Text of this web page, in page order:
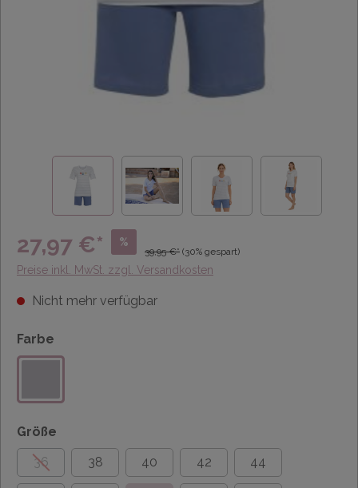
27,97 €* %
39,95 €* (30% gespart)
Preise inkl. MwSt. zzgl. Versandkosten
Nicht mehr verfügbar
Farbe
Größe
36
38 40 42 44